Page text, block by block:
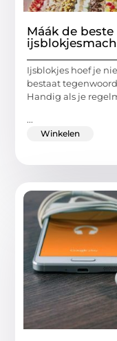
Máák de
Ijsblokjes hoef je
bestaat
Handig als je
...
Winkelen